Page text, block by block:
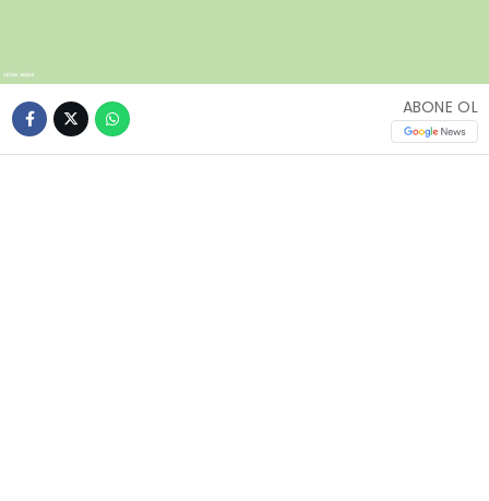
ABONE OL